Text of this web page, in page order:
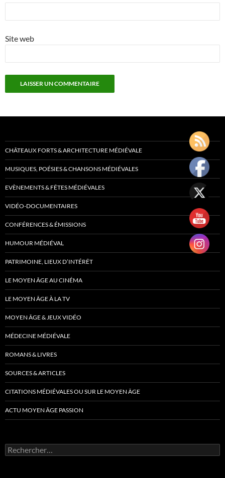
Site web
CHÂTEAUX FORTS & ARCHITECTURE MÉDIÉVALE
MUSIQUES, POÉSIES & CHANSONS MÉDIÉVALES
EVÈNEMENTS & FÊTES MÉDIÉVALES
VIDÉO-DOCUMENTAIRES
CONFÉRENCES & ÉMISSIONS
HUMOUR MÉDIÉVAL
PATRIMOINE, LIEUX D’INTÉRÊT
LE MOYEN ÂGE AU CINÉMA
LE MOYEN ÂGE À LA TV
MOYEN ÂGE & JEUX VIDÉO
MÉDECINE MÉDIÉVALE
ROMANS & LIVRES
SOURCES & ARTICLES
CITATIONS MÉDIÉVALES OU SUR LE MOYEN ÂGE
ACTU MOYEN ÂGE PASSION
Rechercher :